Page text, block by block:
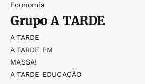
Economia
GrupoA TARDE
A TARDE
A TARDE FM
MASSA!
A TARDE EDUCAÇÃO